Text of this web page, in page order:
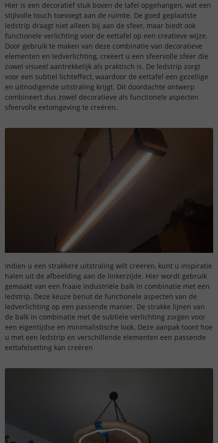
Hier is een decoratief stuk boven de tafel opgehangen, wat een
stijlvolle touch toevoegt aan de ruimte. De goed geplaatste
ledstrip draagt niet alleen bij aan de sfeer, maar biedt ook
functionele verlichting voor de eettafel op een creatieve wijze.
Door gebruik te maken van deze combinatie van decoratieve
elementen en ledverlichting, creëert u een sfeervolle sfeer die
zowel visueel aantrekkelijk als praktisch is. De ledstrip zorgt
voor een subtiel lichteffect, waardoor de eettafel een gezellige
en uitnodigende uitstraling krijgt. Dit doordachte ontwerp
combineert dus zowel decoratieve als functionele aspecten
sfeervolle eetomgeving te creëren.
Indien u een strakkere uitstraling wilt creëren, kunt u inspiratie
halen uit de afbeelding aan de linkerzijde. Hier wordt gebruik
gemaakt van een fraaie industriële balk in combinatie met een
ledstrip. Deze keuze benut de functionele aspecten van de
ledverlichting op een passende manier. De strakke lijnen van
de balk in combinatie met de subtiele verlichting zorgen voor
een eigentijdse en minimalistische look. Deze aanpak toont hoe
u met een ledstrip en verschillende elementen een passende
eettafelsetting kan creëren